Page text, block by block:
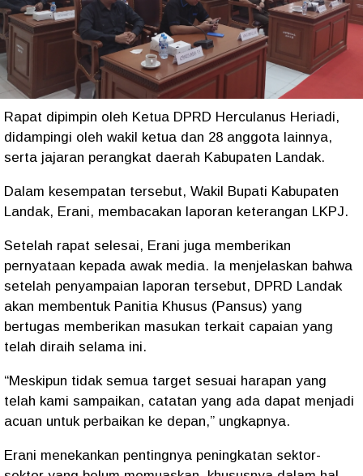
Rapat dipimpin oleh Ketua DPRD Herculanus Heriadi,
didampingi oleh wakil ketua dan 28 anggota lainnya,
serta jajaran perangkat daerah Kabupaten Landak.
Dalam kesempatan tersebut, Wakil Bupati Kabupaten
Landak, Erani, membacakan laporan keterangan LKPJ.
Setelah rapat selesai, Erani juga memberikan
pernyataan kepada awak media. Ia menjelaskan bahwa
setelah penyampaian laporan tersebut, DPRD Landak
akan membentuk Panitia Khusus (Pansus) yang
bertugas memberikan masukan terkait capaian yang
telah diraih selama ini.
“Meskipun tidak semua target sesuai harapan yang
telah kami sampaikan, catatan yang ada dapat menjadi
acuan untuk perbaikan ke depan,” ungkapnya.
Erani menekankan pentingnya peningkatan sektor-